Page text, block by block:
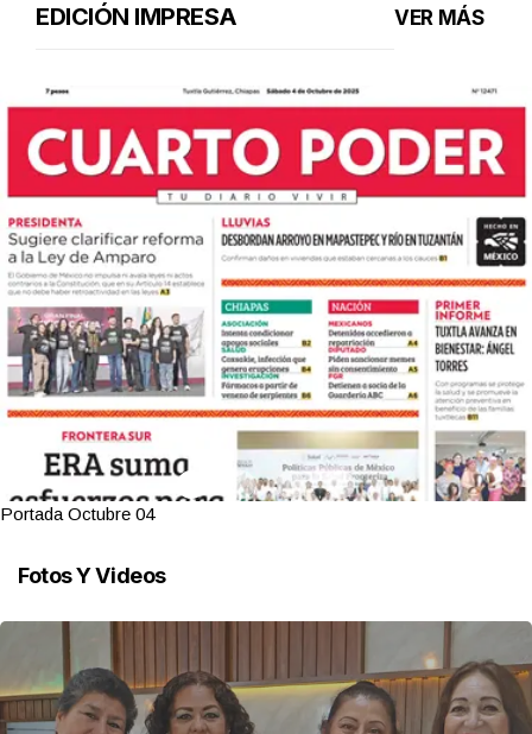
EDICIÓN IMPRESA VER MÁS
Portada Octubre 04
Fotos Y Videos